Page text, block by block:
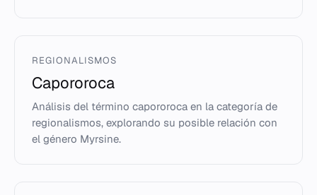
REGIONALISMOS
Capororoca
Análisis del término capororoca en la categoría de
regionalismos, explorando su posible relación con
el género Myrsine.